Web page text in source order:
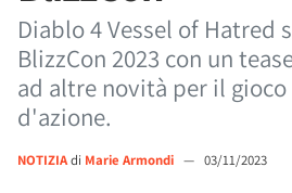
Diablo 4 Vessel of Hatred
BlizzCon 2023 con un
ad altre novità per il
d'azione.
NOTIZIAdi Marie Armondi — 03/11/2023